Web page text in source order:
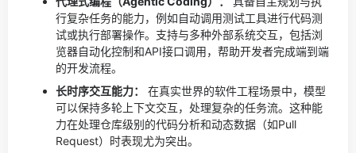
行复杂任务的能力，例如自动调用测试工具进行代码测
试或执行部署操作。支持与多种外部系统交互，包括浏
览器自动化控制和API接口调用，帮助开发者完成端到端
的开发流程。
长时序交互能力：
在真实世界的软件工程场景中，模型
可以保持多轮上下文交互，处理复杂的任务流。这种能
力在处理仓库级别的代码分析和动态数据（如Pull
Request）时表现尤为突出。